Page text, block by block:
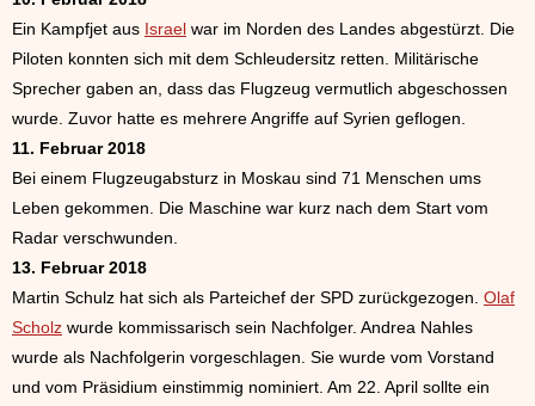
Ein Kampfjet aus Israel war im Norden des Landes abgestürzt. Die
Piloten konnten sich mit dem Schleudersitz retten. Militärische
Sprecher gaben an, dass das Flugzeug vermutlich abgeschossen
wurde. Zuvor hatte es mehrere Angriffe auf Syrien geflogen.
11. Februar 2018
Bei einem Flugzeugabsturz in Moskau sind 71 Menschen ums
Leben gekommen. Die Maschine war kurz nach dem Start vom
Radar verschwunden.
13. Februar 2018
Martin Schulz hat sich als Parteichef der SPD zurückgezogen. Olaf
Scholz wurde kommissarisch sein Nachfolger. Andrea Nahles
wurde als Nachfolgerin vorgeschlagen. Sie wurde vom Vorstand
und vom Präsidium einstimmig nominiert. Am 22. April sollte ein